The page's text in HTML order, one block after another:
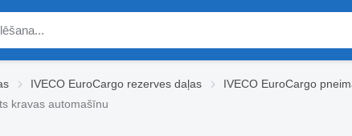
IVECO EuroCargo rezerves daļas IVECO EuroCargo
kravas automašīnu